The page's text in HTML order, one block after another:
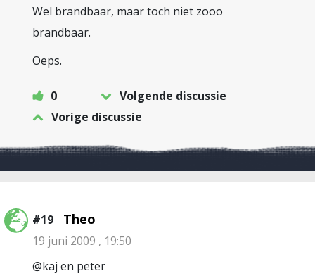
Wel brandbaar, maar toch niet zooo
brandbaar.
Oeps.
0
Volgende discussie
Vorige discussie
#19 Theo
19 juni 2009 , 19:50
@kaj en peter